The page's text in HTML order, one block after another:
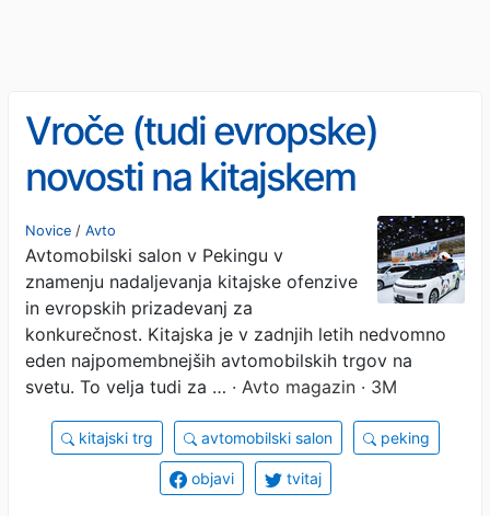
Vroče (tudi evropske)
novosti na kitajskem
avtomobilskem parketu
Novice / Avto
Avtomobilski salon v Pekingu v
znamenju nadaljevanja kitajske ofenzive
in evropskih prizadevanj za
konkurečnost. Kitajska je v zadnjih letih nedvomno
eden najpomembnejših avtomobilskih trgov na
svetu. To velja tudi za … · Avto magazin · 3M
kitajski trg avtomobilski salon peking
objavi tvitaj